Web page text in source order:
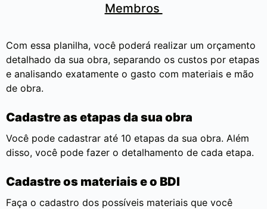
Membros
Com essa planilha, você poderá realizar um orçamento
detalhado da sua obra, separando os custos por etapas
e analisando exatamente o gasto com materiais e mão
de obra.
Cadastre as etapas da sua obra
Você pode cadastrar até 10 etapas da sua obra. Além
disso, você pode fazer o detalhamento de cada etapa.
Cadastre os materiais e o BDI
Faça o cadastro dos possíveis materiais que você